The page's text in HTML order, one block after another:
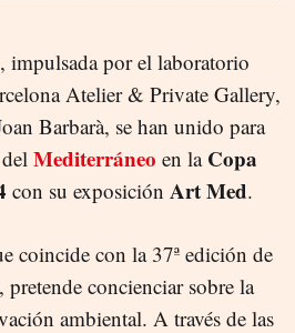
, impulsada por el laboratorio
Atelier & Private Gallery,
Barbarà, se han unido para
Mediterráneo en la Copa
con su exposición Art Med.
coincide con la 37ª edición de
concienciar sobre la
ambiental. A través de las